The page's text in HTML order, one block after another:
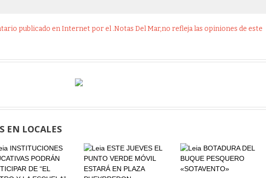
publicado en Internet por el .Notas Del Mar,no refleja las opiniones de este
EN LOCALES